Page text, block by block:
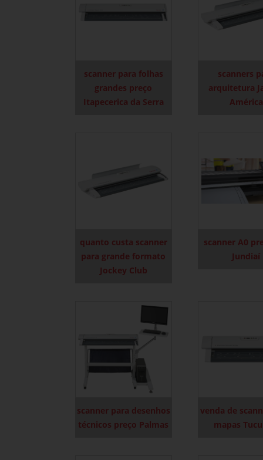
scanner para folhas
grandes preço
Itapecerica da Serra
scanners
arquitetura
América
quanto custa scanner
para grande formato
Jockey Club
scanner A0
Jundiaí
scanner para desenhos
técnicos preço Palmas
venda de
mapas